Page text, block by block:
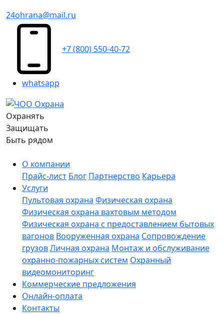
24ohrana@mail.ru
+7 (800) 550-40-72
whatsapp
Охранять
Защищать
Быть рядом
О компании
Прайс-лист Блог Партнерство Карьера
Услуги
Пультовая охрана Физическая охрана
Физическая охрана вахтовым методом
Физическая охрана с предоставлением бытовых
вагонов Вооруженная охрана Сопровождение
грузовЛичная охрана Монтаж и обслуживание
охранно-пожарных систем Охранный
видеомониторинг
Коммерческие предложения
Онлайн-оплата
Контакты